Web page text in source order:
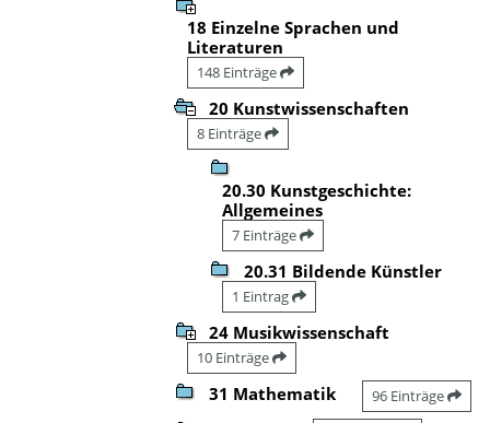
18 Einzelne Sprachen und
Literaturen
148 Einträge
20 Kunstwissenschaften
8 Einträge
20.30 Kunstgeschichte:
Allgemeines
7 Einträge
20.31 Bildende Künstler
1 Eintrag
24 Musikwissenschaft
10 Einträge
31 Mathematik 96 Einträge